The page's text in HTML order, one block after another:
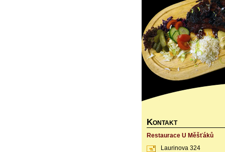
KONTAKT
Restaurace U Měšťáků
Laurinova 324